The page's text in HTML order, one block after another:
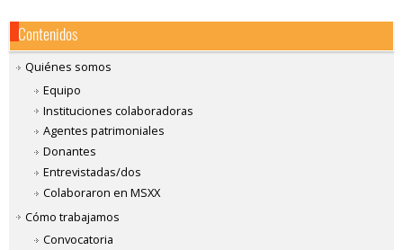
Contenidos
Quiénes somos
Equipo
Instituciones colaboradoras
Agentes patrimoniales
Donantes
Entrevistadas/dos
Colaboraron en MSXX
Cómo trabajamos
Convocatoria